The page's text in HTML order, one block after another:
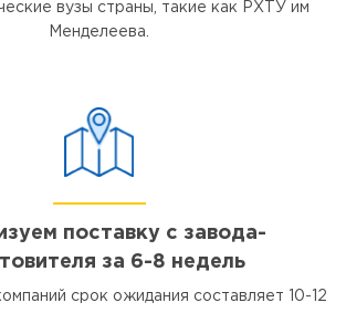
вузы страны, такие как РХТУ им
Менделеева.
поставку с завода-
за 6-8 недель
срок ожидания составляет 10-12